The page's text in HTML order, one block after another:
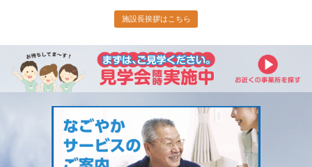
施設長挨拶はこちら